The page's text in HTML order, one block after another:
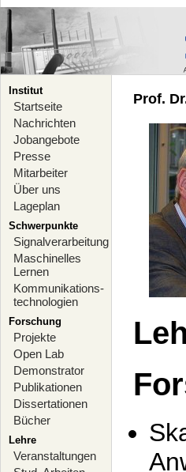
Institut
Startseite
Nachrichten
Jobangebote
Presse
Mitarbeiter
Über uns
Lageplan
Schwerpunkte
Signalverarbeitung
Maschinelles
Lernen
Kommunikations-
technologien
Forschung
Projekte
Open Lab
Demonstrator
Publikationen
Dissertationen
Bücher
Lehre
Veranstaltungen
Prof.